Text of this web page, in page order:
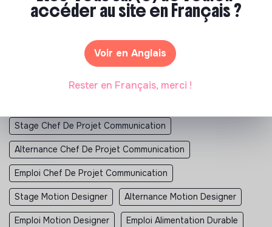
Stage Illustration Alternance Illustration
Alternance Directeur Communication
Stage Chef De Projet Communication
Alternance Chef De Projet Communication
Emploi Chef De Projet Communication
Stage Motion Designer Alternance Motion Designer
Emploi Motion Designer Emploi Alimentation Durable
accéder au site en Français ?
Voir en Anglais
Rester en Français, merci !